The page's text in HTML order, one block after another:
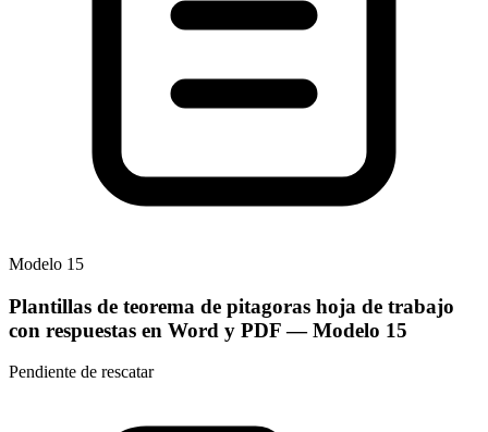
Modelo 15
Plantillas de teorema de pitagoras hoja de trabajo
con respuestas en Word y PDF— Modelo 15
Pendiente de rescatar